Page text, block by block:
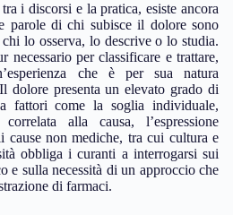
i discorsi e la pratica, esiste ancora
parole di chi subisce il dolore sono
lo osserva, lo descrive o lo studia.
per classificare e trattare,
che è per sua natura
dolore presenta un elevato grado di
fattori come la soglia individuale,
alla causa, l’espressione
cause non mediche, tra cui cultura e
obbliga i curanti a interrogarsi sui
e sulla necessità di un approccio che
di farmaci.